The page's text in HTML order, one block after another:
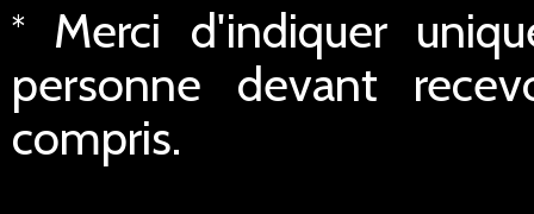
*
Merci d'indiquer
personne devant
compris.